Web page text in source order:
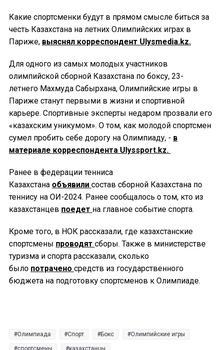
Какие спортсменки будут в прямом смысле биться за
честь Казахстана на летних Олимпийских играх в
Париже, выяснял корреспондент Ulysmedia.kz.
Для одного из самых молодых участников
олимпийской сборной Казахстана по боксу, 23-
летнего Махмуда Сабырхана, Олимпийские игры в
Париже станут первыми в жизни и спортивной
карьере. Спортивные эксперты недаром прозвали его
«казахским уникумом». О том, как молодой спортсмен
сумел пробить себе дорогу на Олимпиаду, - в
материале корреспондента Ulyssport.kz.
Ранее в федерации тенниса
Казахстана объявили состав сборной Казахстана по
теннису на ОИ-2024. Ранее сообщалось о том, кто из
казахстанцев поедет на главное событие спорта.
Кроме того, в НОК рассказали, где казахстанские
спортсмены проводят сборы. Также в министерстве
туризма и спорта рассказали, сколько
было потрачено средств из государственного
бюджета на подготовку спортсменов к Олимпиаде.
Олимпиада Спорт Бокс Олимпийские игры
спортсмены казахстанцы